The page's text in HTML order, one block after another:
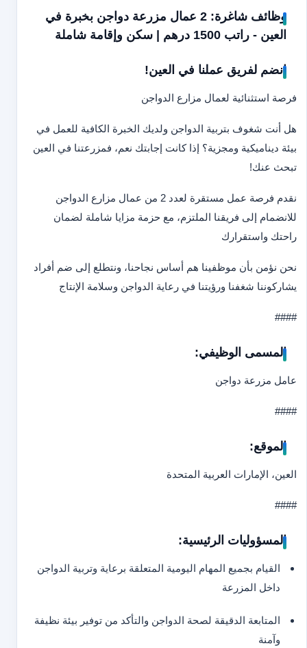
وظائف شاغرة: 2 عمال مزرعة دواجن بخبرة في
العين - راتب 1500 درهم | سكن وإقامة شاملة
انضم لفريق عملنا في العين!
فرصة استثنائية لعمال مزارع الدواجن
هل أنت شغوف بتربية الدواجن ولديك الخبرة الكافية للعمل في
بيئة ديناميكية ومجزية؟ إذا كانت إجابتك نعم، فمزرعتنا في العين
تبحث عنك!
نقدم فرصة عمل مستقرة لعدد 2 من عمال مزارع الدواجن
للانضمام إلى فريقنا الملتزم، مع حزمة مزايا شاملة لضمان
راحتك واستقرارك
نحن نؤمن بأن موظفينا هم أساس نجاحنا، ونتطلع إلى ضم أفراد
يشاركوننا شغفنا ورؤيتنا في رعاية الدواجن وسلامة الإنتاج
####
المسمى الوظيفي:
عامل مزرعة دواجن
####
الموقع:
العين، الإمارات العربية المتحدة
####
المسؤوليات الرئيسية:
القيام بجميع المهام اليومية المتعلقة برعاية وتربية الدواجن
داخل المزرعة
المتابعة الدقيقة لصحة الدواجن والتأكد من توفير بيئة نظيفة
وآمنة